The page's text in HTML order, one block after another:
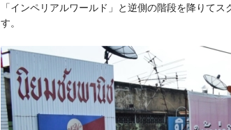
「インペリアルワールド」と逆側の階段を降りて
す。